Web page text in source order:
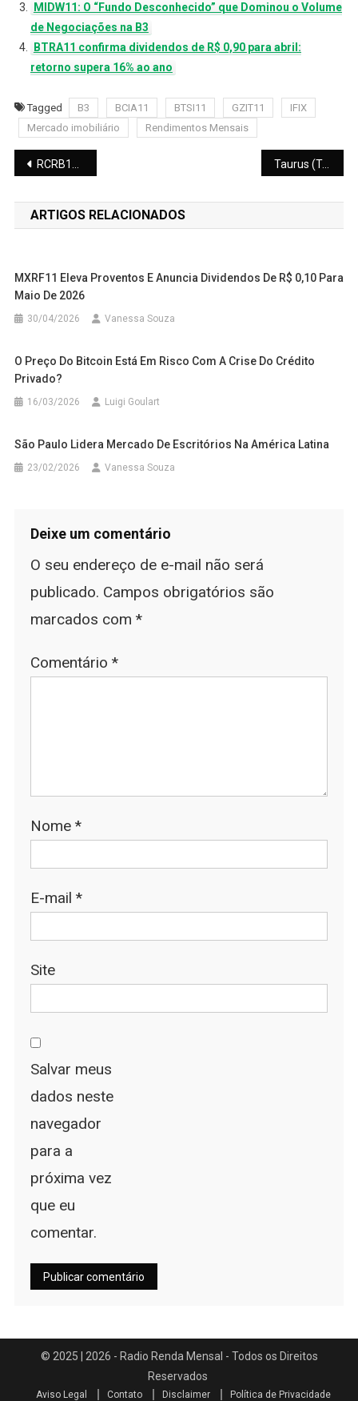
MIDW11: O “Fundo Desconhecido” que Dominou o Volume
de Negociações na B3
BTRA11 confirma dividendos de R$ 0,90 para abril:
retorno supera 16% ao ano
Tagged B3 BCIA11 BTSI11 GZIT11
IFIX
Mercado imobiliário
Rendimentos Mensais
Navegação
de
Post
RCRB11: Nova Locação no Itaim Bibi Projeta Ganho de R$ 0,05 por Cota Taurus (TASA4) confirma pagamento de dividendos; veja valor por ação e prazos
ARTIGOS RELACIONADOS
MXRF11 Eleva Proventos E Anuncia Dividendos De R$ 0,10 Para
Maio De 2026
30/04/2026 Vanessa Souza
O Preço Do Bitcoin Está Em Risco Com A Crise Do Crédito
Privado?
16/03/2026 Luigi Goulart
São Paulo Lidera Mercado De Escritórios Na América Latina
23/02/2026 Vanessa Souza
Deixe um comentário
O seu endereço de e-mail não será
publicado. Campos obrigatórios são
marcados com *
Comentário *
Nome *
E-mail *
Site
Salvar meus
dados neste
navegador
para a
próxima vez
que eu
comentar.
Aviso Legal Contato Disclaimer Política de Privacidade